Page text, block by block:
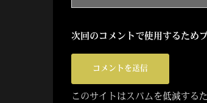
次回のコメントで使用するため
このサイトはスパムを低減する